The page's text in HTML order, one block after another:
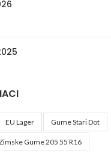
EU Lager Gume Stari Dot
Gume 205 55 R16